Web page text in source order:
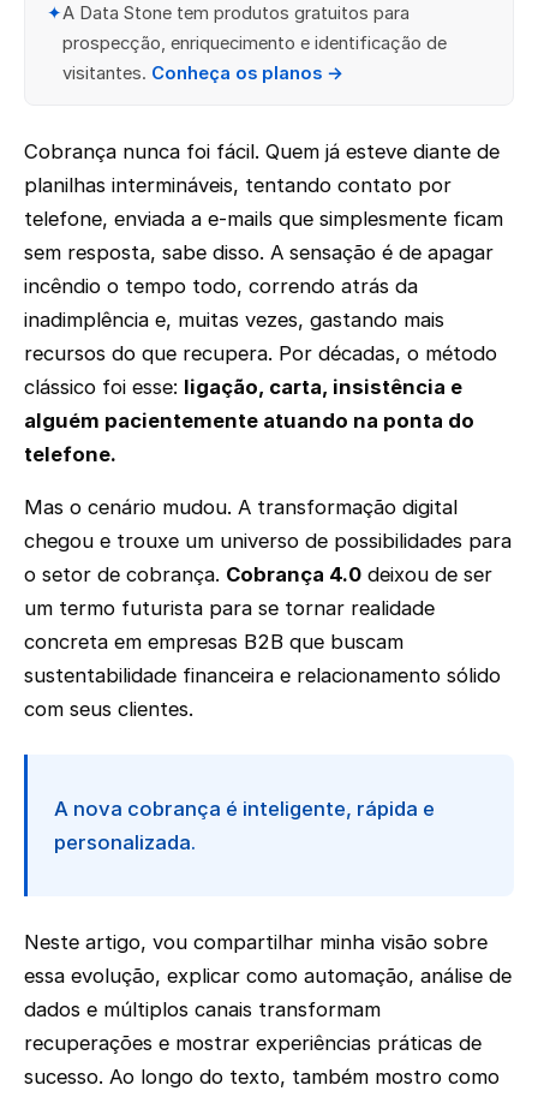
✦A Data Stone tem produtos gratuitos para
prospecção, enriquecimento e identificação de
visitantes. Conheça os planos →
Cobrança nunca foi fácil. Quem já esteve diante de
planilhas intermináveis, tentando contato por
telefone, enviada a e-mails que simplesmente ficam
sem resposta, sabe disso. A sensação é de apagar
incêndio o tempo todo, correndo atrás da
inadimplência e, muitas vezes, gastando mais
recursos do que recupera. Por décadas, o método
clássico foi esse: ligação, carta, insistência e
alguém pacientemente atuando na ponta do
telefone.
Mas o cenário mudou. A transformação digital
chegou e trouxe um universo de possibilidades para
o setor de cobrança. Cobrança 4.0 deixou de ser
um termo futurista para se tornar realidade
concreta em empresas B2B que buscam
sustentabilidade financeira e relacionamento sólido
com seus clientes.
A nova cobrança é inteligente, rápida e
personalizada.
Neste artigo, vou compartilhar minha visão sobre
essa evolução, explicar como automação, análise de
dados e múltiplos canais transformam
recuperações e mostrar experiências práticas de
sucesso. Ao longo do texto, também mostro como